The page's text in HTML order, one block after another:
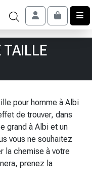
Account
Cart
TAILLE
pour homme à Albi
de trouver, dans
grand à Albi et un
vous ne souhaitez
la chemise à votre
prenez la